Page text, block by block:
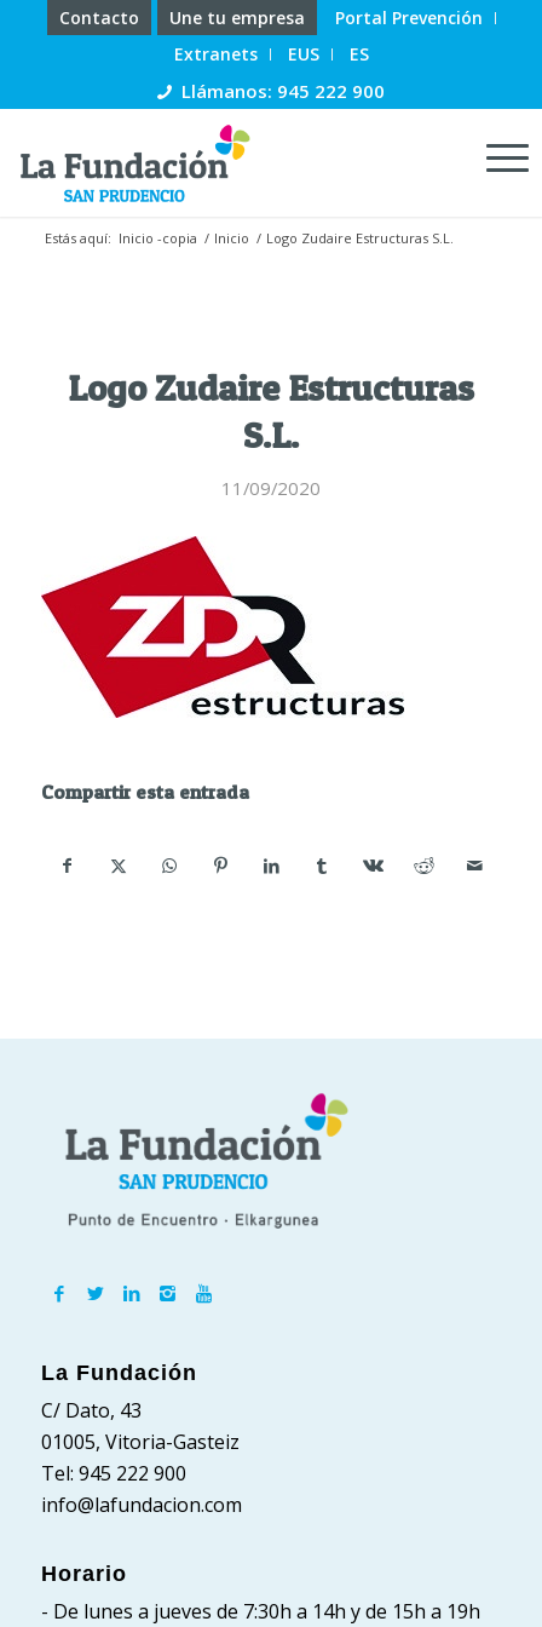
Contacto Une tu empresa
Portal Prevención
Extranets
EUS ES
Llámanos: 945 222 900
Estás aquí: Inicio -copia / Inicio / Logo Zudaire Estructuras S.L.
Logo Zudaire Estructuras
S.L.
11/09/2020
Compartir esta entrada
La Fundación
C/ Dato, 43
01005, Vitoria-Gasteiz
Tel: 945 222 900
info@lafundacion.com
Horario
- De lunes a jueves de 7:30h a 14h y de 15h a 19h